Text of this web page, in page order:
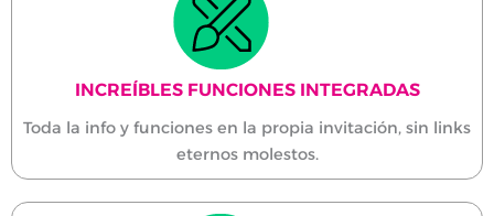
INCREÍBLES FUNCIONES INTEGRADAS
Toda la info y funciones en la propia invitación, sin links
eternos molestos.